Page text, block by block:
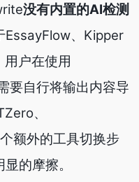
没有内置的AI检测
EssayFlow、Kipper
户在使用
要自行将输出内容导
、
额外的工具切换步
的摩擦。